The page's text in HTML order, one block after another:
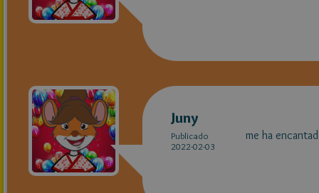
Juny
Publicado
2022-02-03
me ha